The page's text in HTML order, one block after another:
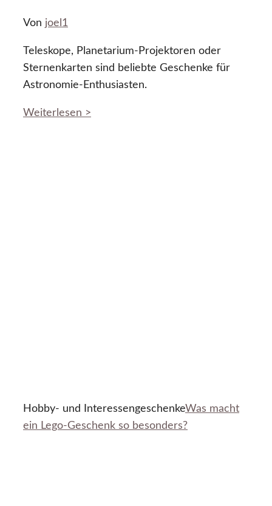
Von joel1
Teleskope, Planetarium-Projektoren oder
Sternenkarten sind beliebte Geschenke für
Astronomie-Enthusiasten.
Weiterlesen >
Hobby- und InteressengeschenkeWas macht
ein Lego-Geschenk so besonders?